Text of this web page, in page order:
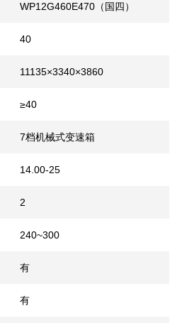
WP12G460E470（国四）
40
11135×3340×3860
≥40
7档机械式变速箱
14.00-25
2
240~300
有
有